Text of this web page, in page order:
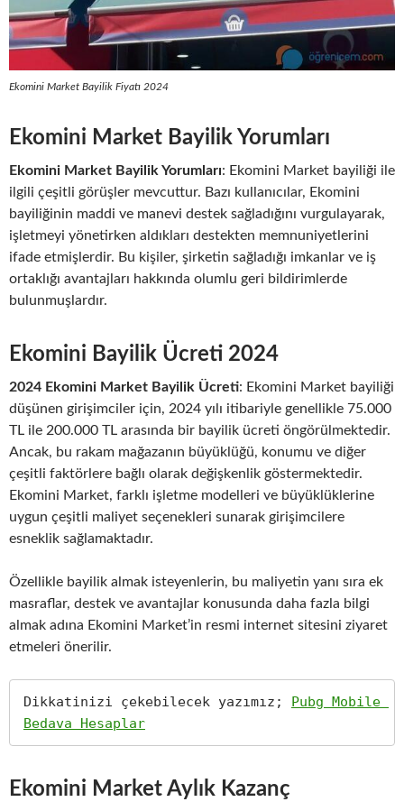
Ekomini Market Bayilik Fiyatı 2024
Ekomini Market Bayilik Yorumları
Ekomini Market Bayilik Yorumları: Ekomini Market bayiliği ile
ilgili çeşitli görüşler mevcuttur. Bazı kullanıcılar, Ekomini
bayiliğinin maddi ve manevi destek sağladığını vurgulayarak,
işletmeyi yönetirken aldıkları destekten memnuniyetlerini
ifade etmişlerdir. Bu kişiler, şirketin sağladığı imkanlar ve iş
ortaklığı avantajları hakkında olumlu geri bildirimlerde
bulunmuşlardır.
Ekomini Bayilik Ücreti 2024
2024 Ekomini Market Bayilik Ücreti: Ekomini Market bayiliği
düşünen girişimciler için, 2024 yılı itibariyle genellikle 75.000
TL ile 200.000 TL arasında bir bayilik ücreti öngörülmektedir.
Ancak, bu rakam mağazanın büyüklüğü, konumu ve diğer
çeşitli faktörlere bağlı olarak değişkenlik göstermektedir.
Ekomini Market, farklı işletme modelleri ve büyüklüklerine
uygun çeşitli maliyet seçenekleri sunarak girişimcilere
esneklik sağlamaktadır.
Özellikle bayilik almak isteyenlerin, bu maliyetin yanı sıra ek
masraflar, destek ve avantajlar konusunda daha fazla bilgi
almak adına Ekomini Market’in resmi internet sitesini ziyaret
etmeleri önerilir.
Dikkatinizi çekebilecek yazımız; Pubg Mobile
Bedava Hesaplar
Ekomini Market Aylık Kazanç